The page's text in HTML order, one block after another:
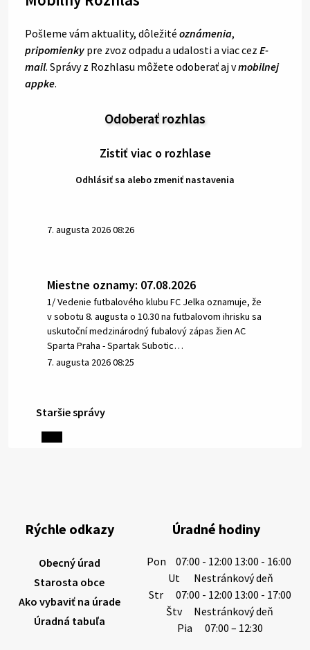
Pošleme vám aktuality, dôležité oznámenia,
pripomienky pre zvoz odpadu a udalosti a viac cez E-
mail. Správy z Rozhlasu môžete odoberať aj vmobilnej
appke.
Odoberať rozhlas
Zistiť viac o rozhlase
Odhlásiť sa alebo zmeniť nastavenia
7. augusta 2026 08:26
Miestne oznamy: 07.08.2026
1/ Vedenie futbalového klubu FC Jelka oznamuje, že
v sobotu 8. augusta o 10.30 na futbalovom ihrisku sa
uskutoční medzinárodný fubalový zápas žien AC
Sparta Praha - Spartak Subotic…
7. augusta 2026 08:25
6. augusta 2026 08:13
výdatnosti vodárenských zdrojov.
Západoslovenská vodárenská spoločnosť preto
6. augusta 2026 08:12
5. augusta 2026 13:10
Staršie správy
Rýchle odkazy
Obecný úrad
Starosta obce
Ako vybaviť na úrade
Úradná tabuľa
Úradné hodiny
Pon
07:00 - 12:00 13:00 - 16:00
Ut
Nestránkový deň
Str
07:00 - 12:00 13:00 - 17:00
Štv
Nestránkový deň
Pia
07:00 – 12:30